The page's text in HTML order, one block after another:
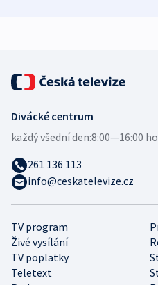
TV program
Živé vysílání
TV poplatky
Teletext
Divácké centrum
každý všední den:8:00—16:00
261 136 113
info@ceskatelevize.cz